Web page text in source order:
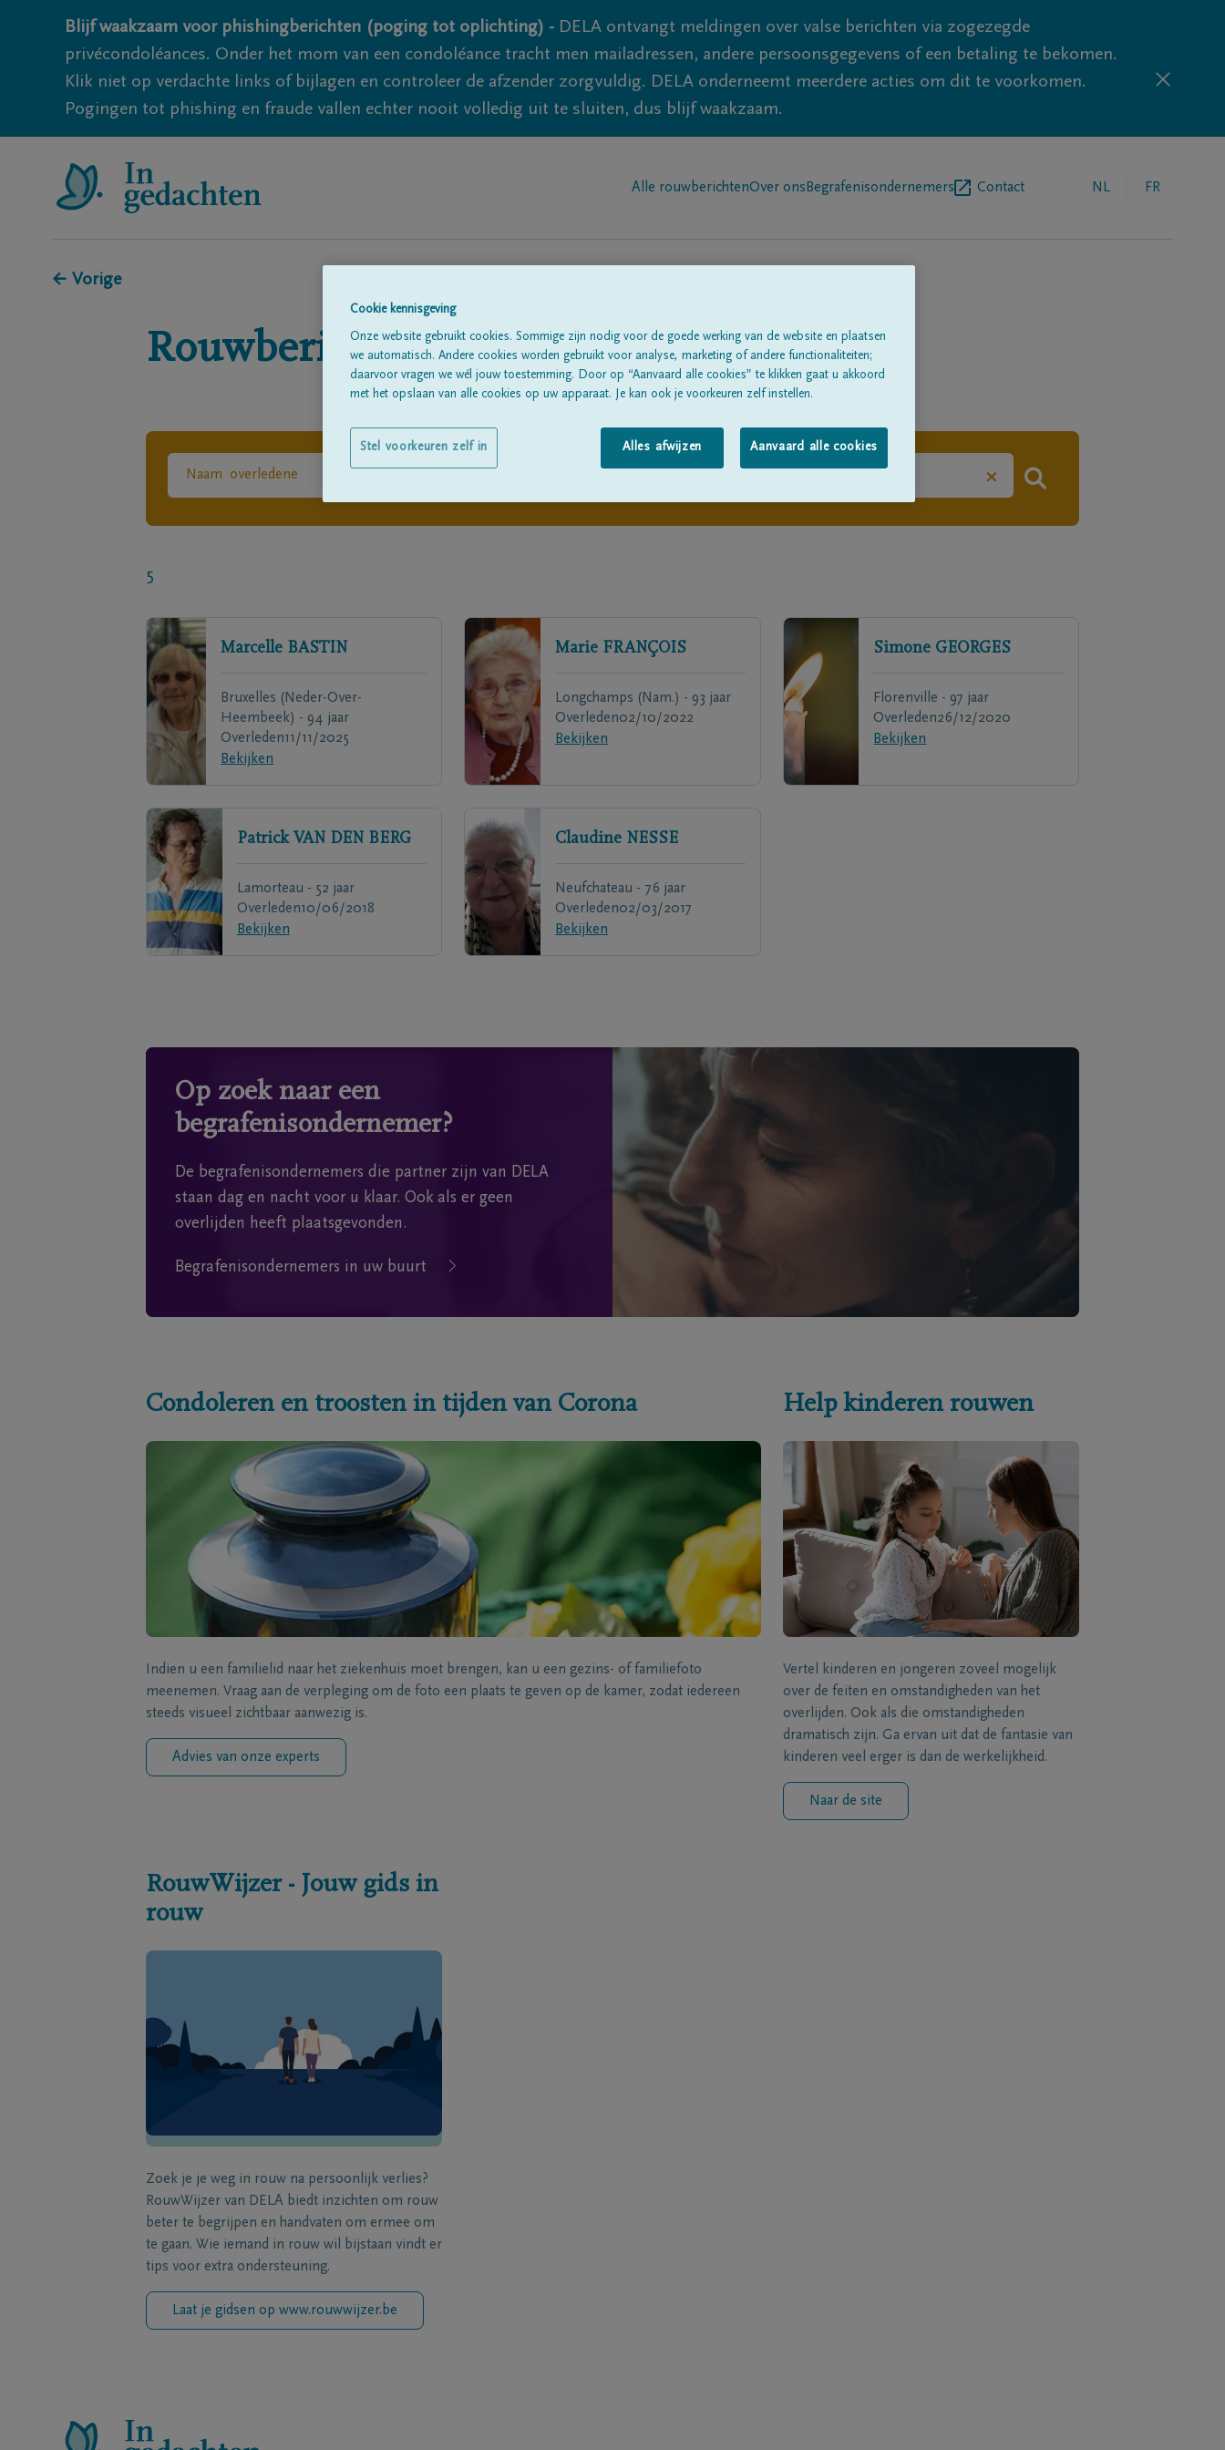
Blijf waakzaam voor phishingberichten (poging tot oplichting) - DELA ontvangt meldingen over valse berichten via zogezegde
privécondoléances. Onder het mom van een condoléance tracht men mailadressen, andere persoonsgegevens of een betaling te bekomen.
Klik niet op verdachte links of bijlagen en controleer de afzender zorgvuldig. DELA onderneemt meerdere acties om dit te voorkomen.
Pogingen tot phishing en fraude vallen echter nooit volledig uit te sluiten, dus blijf waakzaam.
Alle rouwberichtenOver ons Begrafenisondernemers Contact NL FR
← Vorige
Rouwberichten in 'Lamorteau'
×
5
Marcelle BASTIN
Bruxelles (Neder-Over-
Heembeek) - 94 jaar
Overleden11/11/2025
Bekijken
Marie FRANÇOIS
Longchamps (Nam.) - 93 jaar
Overleden02/10/2022
Bekijken
Simone GEORGES
Florenville - 97 jaar
Overleden26/12/2020
Bekijken
Patrick VAN DEN BERG
Lamorteau - 52 jaar
Overleden10/06/2018
Bekijken
Claudine NESSE
Neufchateau - 76 jaar
Overleden02/03/2017
Bekijken
Op zoek naar een
begrafenisondernemer?
De begrafenisondernemers die partner zijn van DELA
staan dag en nacht voor u klaar. Ook als er geen
overlijden heeft plaatsgevonden.
Begrafenisondernemers in uw buurt
Condoleren en troosten in tijden van Corona
Indien u een familielid naar het ziekenhuis moet brengen, kan u een gezins- of familiefoto
meenemen. Vraag aan de verpleging om de foto een plaats te geven op de kamer, zodat iedereen
steeds visueel zichtbaar aanwezig is.
Advies van onze experts
Help kinderen rouwen
Vertel kinderen en jongeren zoveel mogelijk
over de feiten en omstandigheden van het
overlijden. Ook als die omstandigheden
dramatisch zijn. Ga ervan uit dat de fantasie van
kinderen veel erger is dan de werkelijkheid.
Naar de site
RouwWijzer - Jouw gids in
rouw
Zoek je je weg in rouw na persoonlijk verlies?
RouwWijzer van DELA biedt inzichten om rouw
beter te begrijpen en handvaten om ermee om
te gaan. Wie iemand in rouw wil bijstaan vindt er
tips voor extra ondersteuning.
Laat je gidsen op www.rouwwijzer.be
Cookie kennisgeving
Onze website gebruikt cookies. Sommige zijn nodig voor de goede werking van de website en plaatsen
we automatisch. Andere cookies worden gebruikt voor analyse, marketing of andere functionaliteiten;
daarvoor vragen we wél jouw toestemming. Door op “Aanvaard alle cookies” te klikken gaat u akkoord
met het opslaan van alle cookies op uw apparaat. Je kan ook je voorkeuren zelf instellen.
Alles afwijzen Aanvaard alle cookies
Stel voorkeuren zelf in